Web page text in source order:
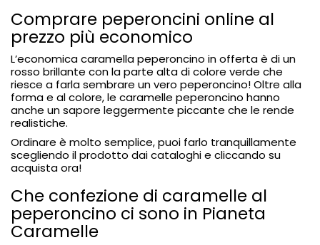
Comprare peperoncini online al
prezzo più economico
L’economica caramella peperoncino in offerta è di un
rosso brillante con la parte alta di colore verde che
riesce a farla sembrare un vero peperoncino! Oltre alla
forma e al colore, le caramelle peperoncino hanno
anche unsapore leggermente piccante che le rende
realistiche.
Ordinare è molto semplice, puoi farlo tranquillamente
scegliendo il prodotto dai cataloghi e cliccando su
acquista ora!
Che confezione di caramelle al
peperoncino ci sono in Pianeta
Caramelle